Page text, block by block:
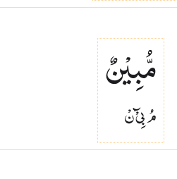
مُّبِیْنٌ
مُ بِىْٓ نْ